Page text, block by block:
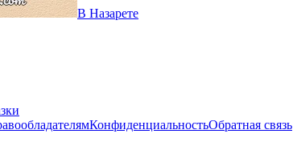
В Назарете
КонфиденциальностьОбратная связь